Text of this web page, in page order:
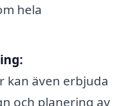
hela
även erbjuda
och planering av